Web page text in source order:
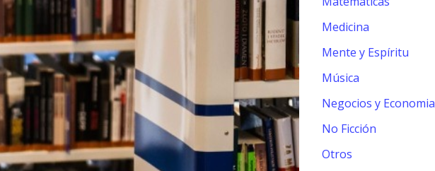
Medicina
Mente y Espíritu
Música
Negocios y Economia
No Ficción
Otros